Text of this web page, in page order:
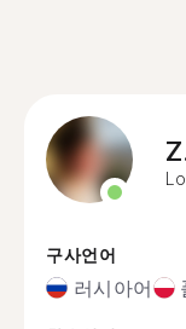
구사언어
러시아어